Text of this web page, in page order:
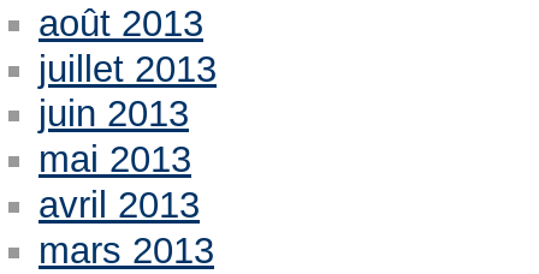
août 2013
juillet 2013
juin 2013
mai 2013
avril 2013
mars 2013